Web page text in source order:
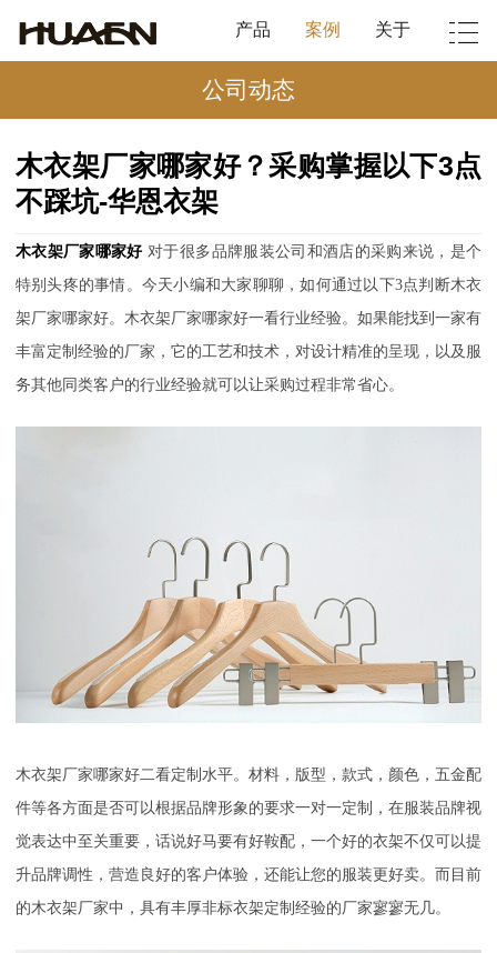
产品 案例 关于
公司动态
木衣架厂家哪家好？采购掌握以下3点
不踩坑-华恩衣架
木衣架厂家哪家好 对于很多品牌服装公司和酒店的采购来说，是个
特别头疼的事情。今天小编和大家聊聊，如何通过以下3点判断木衣
架厂家哪家好。 木衣架厂家哪家好一看行业经验。如果能找到一家有
丰富定制经验的厂家，它的工艺和技术，对设计精准的呈现，以及服
务其他同类客户的行业经验就可以让采购过程非常省心。
木衣架厂家哪家好二看定制水平。材料，版型，款式，颜色，五金配
件等各方面是否可以根据品牌形象的要求一对一定制，在服装品牌视
觉表达中至关重要，话说好马要有好鞍配，一个好的衣架不仅可以提
升品牌调性，营造良好的客户体验，还能让您的服装更好卖。而目前
的木衣架厂家中，具有丰厚非标衣架定制经验的厂家寥寥无几。